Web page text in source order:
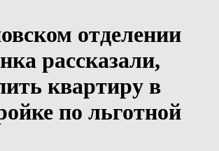
отделении
рассказали,
квартиру в
по льготной